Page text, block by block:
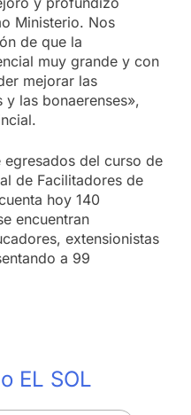
Ministerio. Nos
de que la
muy grande y con
mejorar las
las bonaerenses»,
del curso de
de Facilitadores de
hoy 140
encuentran
extensionistas
a 99
EL SOL